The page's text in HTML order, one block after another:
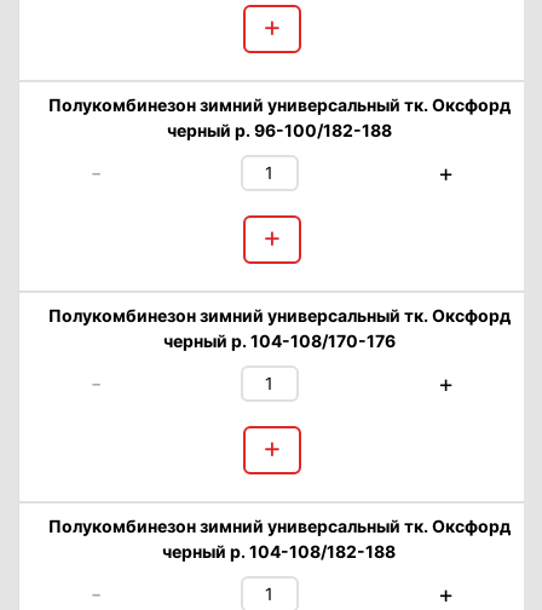
+
Полукомбинезон зимний универсальный тк. Оксфорд
черный р. 96-100/182-188
- +
+
Полукомбинезон зимний универсальный тк. Оксфорд
черный р. 104-108/170-176
- +
+
Полукомбинезон зимний универсальный тк. Оксфорд
черный р. 104-108/182-188
- +